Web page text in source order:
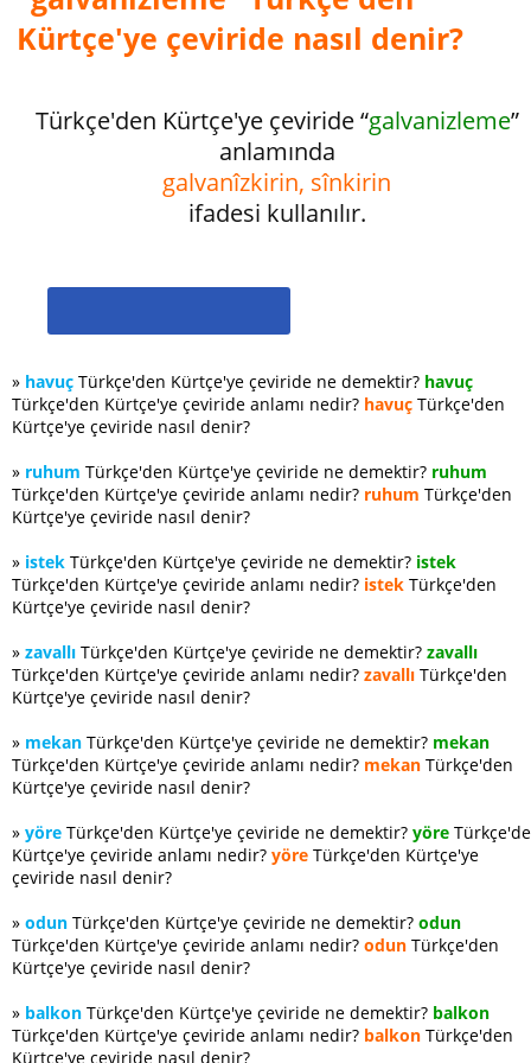
Kürtçe'ye çeviride nasıl denir?
Türkçe'den Kürtçe'ye çeviride “galvanizleme”
anlamında
galvanîzkirin, sînkirin
ifadesi kullanılır.
» havuç Türkçe'den Kürtçe'ye çeviride ne demektir? havuç
Türkçe'den Kürtçe'ye çeviride anlamı nedir? havuç Türkçe'den
Kürtçe'ye çeviride nasıl denir?
» ruhum Türkçe'den Kürtçe'ye çeviride ne demektir? ruhum
Türkçe'den Kürtçe'ye çeviride anlamı nedir? ruhum Türkçe'den
Kürtçe'ye çeviride nasıl denir?
» istek Türkçe'den Kürtçe'ye çeviride ne demektir? istek
Türkçe'den Kürtçe'ye çeviride anlamı nedir? istek Türkçe'den
Kürtçe'ye çeviride nasıl denir?
» zavallı Türkçe'den Kürtçe'ye çeviride ne demektir? zavallı
Türkçe'den Kürtçe'ye çeviride anlamı nedir? zavallı Türkçe'den
Kürtçe'ye çeviride nasıl denir?
» mekan Türkçe'den Kürtçe'ye çeviride ne demektir? mekan
Türkçe'den Kürtçe'ye çeviride anlamı nedir? mekan Türkçe'den
Kürtçe'ye çeviride nasıl denir?
» yöre Türkçe'den Kürtçe'ye çeviride ne demektir? yöre
Kürtçe'ye çeviride anlamı nedir? yöre Türkçe'den Kürtçe'ye
çeviride nasıl denir?
» odun Türkçe'den Kürtçe'ye çeviride ne demektir? odun
Türkçe'den Kürtçe'ye çeviride anlamı nedir? odun Türkçe'den
Kürtçe'ye çeviride nasıl denir?
» balkon Türkçe'den Kürtçe'ye çeviride ne demektir? balkon
Türkçe'den Kürtçe'ye çeviride anlamı nedir? balkon Türkçe'den
Kürtçe'ye çeviride nasıl denir?